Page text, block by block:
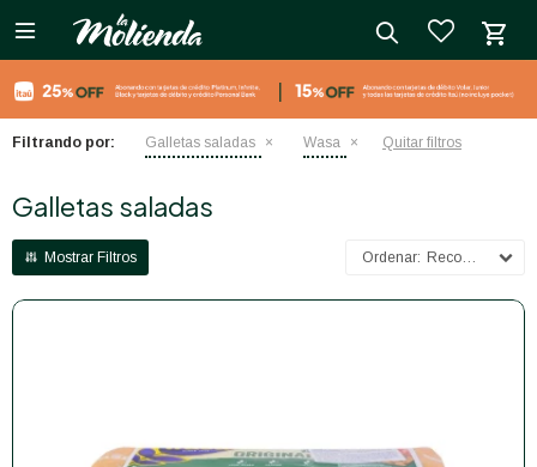

Filtrando por: Galletas saladas Wasa Quitar filtros
Galletas saladas
Recomendados